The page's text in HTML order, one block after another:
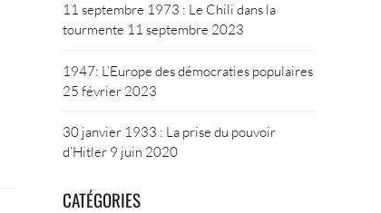
11 septembre 1973 : Le Chili dans la
tourmente 11 septembre 2023
1947: L’Europe des démocraties populaires
25 février 2023
30 janvier 1933 : La prise du pouvoir
d’Hitler 9 juin 2020
CATÉGORIES